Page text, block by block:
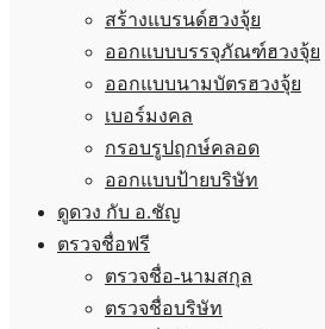
สร้างแบรนด์ฮวงจุ้ย
ออกแบบบรรจุภัณฑ์ฮวงจุ้ย
ออกแบบนามบัตรฮวงจุ้ย
เบอร์มงคล
กรอบรูปฤกษ์คลอด
ออกแบบป้ายบริษัท
ดูดวง กับ อ.ชัญ
ตรวจชื่อฟรี
ตรวจชื่อ-นามสกุล
ตรวจชื่อบริษัท